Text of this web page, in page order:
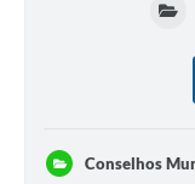
Conselhos